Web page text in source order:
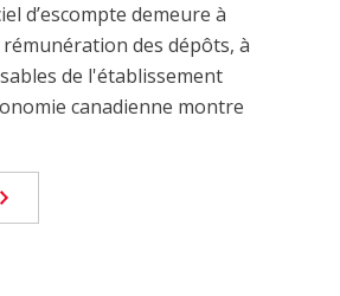
d’escompte demeure à
rémunération des dépôts, à
de l'établissement
canadienne montre